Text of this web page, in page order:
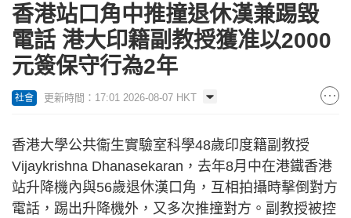
香港站口角中推撞退休漢兼踢毀
電話 港大印籍副教授獲准以2000
元簽保守行為2年
社會 更新時間：17:01 2026-08-07 HKT
香港大學公共衞生實驗室科學48歲印度籍副教授
Vijaykrishna Dhanasekaran，去年8月中在港鐵香港
站升降機內與56歲退休漢口角，互相拍攝時擊倒對方
電話，踢出升降機外，又多次推撞對方。副教授被控